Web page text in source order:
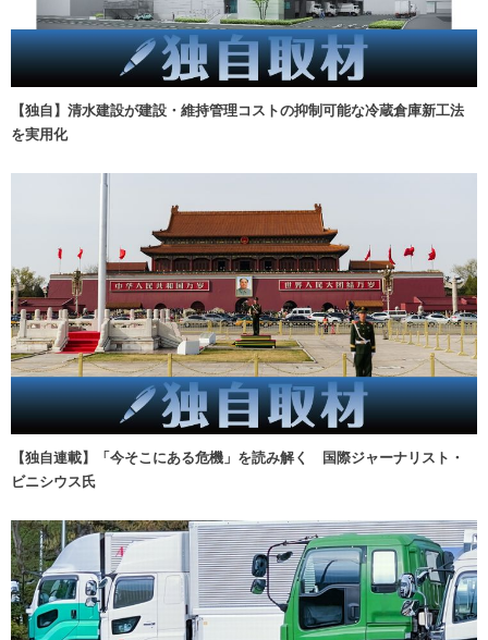
【独自】清水建設が建設・維持管理コストの抑制可能な冷蔵倉庫新工法
を実用化
【独自連載】「今そこにある危機」を読み解く 国際ジャーナリスト・
ビニシウス氏